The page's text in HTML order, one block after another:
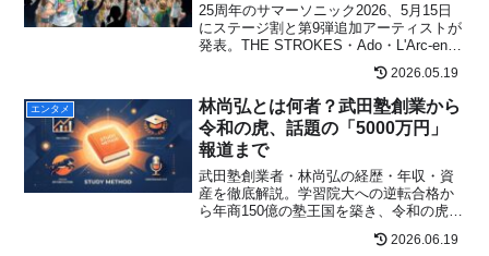
25周年のサマーソニック2026、5月15日
にステージ割と第9弾追加アーティストが
発表。THE STROKES・Ado・L'Arc-en-
Cielがヘッドライナー、WEST.・
GENERATIONS・中島健人・Travis
Japan他が追加。1DAY1万9000円・
3DAY5万4000円のチケット最新価格と、
幕張・万博公園周辺ホテルが通常比+50%
で推移する宿事情まで北海道発で率直に
解説。
2026.05.19
エンタメ
林尚弘とは何者？武田塾創業から
令和の虎、話題の「5000万円」
報道まで
武田塾創業者・林尚弘の経歴・年収・資
産を徹底解説。学習院大への逆転合格か
ら年商150億の塾王国を築き、令和の虎2
代目主宰へ。カジノ5000万円騒動・ヒカ
ルとのやり取りも最新情報で整理。2026.06.19